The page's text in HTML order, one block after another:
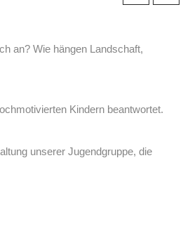
an? Wie hängen Landschaft,
Kindern beantwortet.
unserer Jugendgruppe, die